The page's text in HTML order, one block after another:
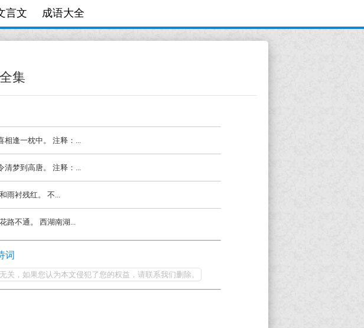
言文 成语大全
集
相逢一枕中。 注释：...
清梦到高唐。 注释：...
雨衬残红。 不...
路不通。 西湖南湖...
词
，如果您认为本文侵犯了您的权益，请联系我们删除。